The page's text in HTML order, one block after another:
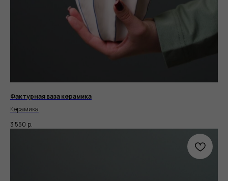
Фактурная ваза керамика
Керамика
3 550 р.